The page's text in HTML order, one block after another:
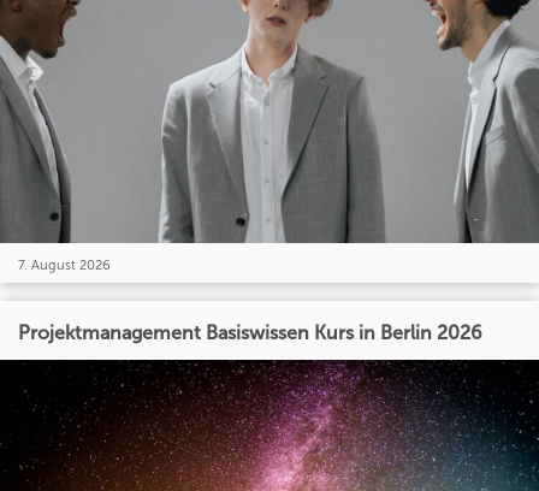
7. August 2026
Projektmanagement Basiswissen Kurs in Berlin 2026